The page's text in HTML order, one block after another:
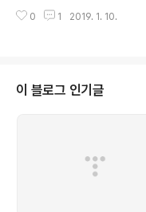
s Tian-xia, after all?" and
0 1 2019. 1. 10.
이 블로그 인기글